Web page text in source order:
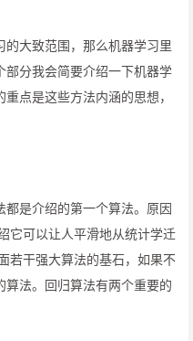
大致范围，那么机器学习里
部分我会简要介绍一下机器学
点是这些方法内涵的思想，
是介绍的第一个算法。原因
它可以让人平滑地从统计学迁
若干强大算法的基石，如果不
法。回归算法有两个重要的